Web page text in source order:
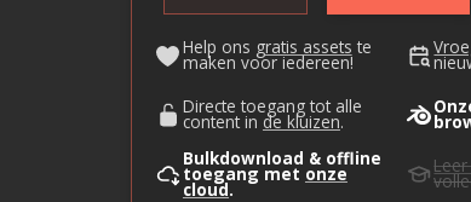
Help ons gratis assets te
maken voor iedereen!
Directe toegang tot alle
content in de kluizen.
Bulkdownload & offline
toegang met onze
cloud.